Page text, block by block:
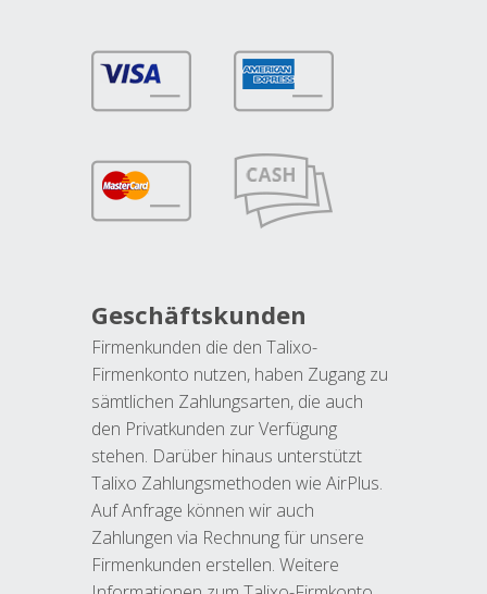
Geschäftskunden
Firmenkunden die den Talixo-
Firmenkonto nutzen, haben Zugang zu
sämtlichen Zahlungsarten, die auch
den Privatkunden zur Verfügung
stehen. Darüber hinaus unterstützt
Talixo Zahlungsmethoden wie AirPlus.
Auf Anfrage können wir auch
Zahlungen via Rechnung für unsere
Firmenkunden erstellen. Weitere